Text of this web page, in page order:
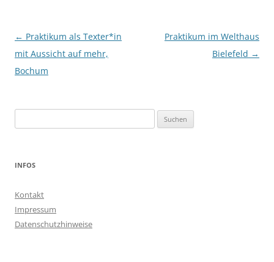
Beitragsnavigation
← Praktikum als Texter*in
mit Aussicht auf mehr,
Bochum
Praktikum im Welthaus
Bielefeld →
nach:
INFOS
Kontakt
Impressum
Datenschutzhinweise